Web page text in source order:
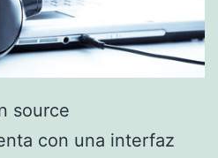
source
con una interfaz